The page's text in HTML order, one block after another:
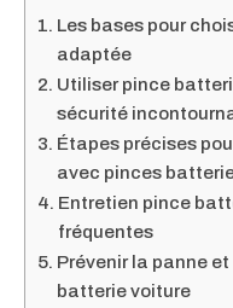
Les bases pour
adaptée
Utiliser pince
sécurité
Étapes précises
avec pinces
Entretien pince
fréquentes
Prévenir la panne
batterie voiture